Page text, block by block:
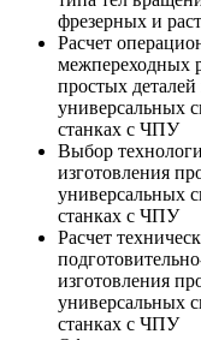
фрезерных и
Расчет
межпереходных
простых
универсальных
станках с ЧПУ
Выбор
изготовления
универсальных
станках с ЧПУ
Расчет
изготовления
универсальных
станках с ЧПУ